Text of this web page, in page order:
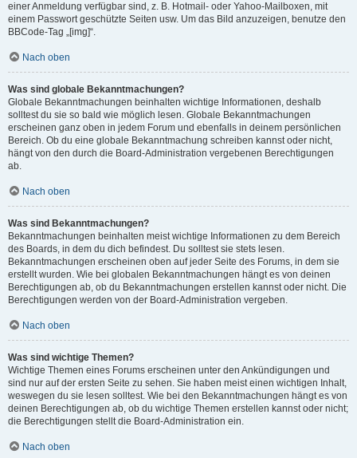
einer Anmeldung verfügbar sind, z. B. Hotmail- oder Yahoo-Mailboxen, mit
einem Passwort geschützte Seiten usw. Um das Bild anzuzeigen, benutze den
BBCode-Tag „[img]“.
Nach oben
Was sind globale Bekanntmachungen?
Globale Bekanntmachungen beinhalten wichtige Informationen, deshalb
solltest du sie so bald wie möglich lesen. Globale Bekanntmachungen
erscheinen ganz oben in jedem Forum und ebenfalls in deinem persönlichen
Bereich. Ob du eine globale Bekanntmachung schreiben kannst oder nicht,
hängt von den durch die Board-Administration vergebenen Berechtigungen
ab.
Nach oben
Was sind Bekanntmachungen?
Bekanntmachungen beinhalten meist wichtige Informationen zu dem Bereich
des Boards, in dem du dich befindest. Du solltest sie stets lesen.
Bekanntmachungen erscheinen oben auf jeder Seite des Forums, in dem sie
erstellt wurden. Wie bei globalen Bekanntmachungen hängt es von deinen
Berechtigungen ab, ob du Bekanntmachungen erstellen kannst oder nicht. Die
Berechtigungen werden von der Board-Administration vergeben.
Nach oben
Was sind wichtige Themen?
Wichtige Themen eines Forums erscheinen unter den Ankündigungen und
sind nur auf der ersten Seite zu sehen. Sie haben meist einen wichtigen Inhalt,
weswegen du sie lesen solltest. Wie bei den Bekanntmachungen hängt es von
deinen Berechtigungen ab, ob du wichtige Themen erstellen kannst oder nicht;
die Berechtigungen stellt die Board-Administration ein.
Nach oben